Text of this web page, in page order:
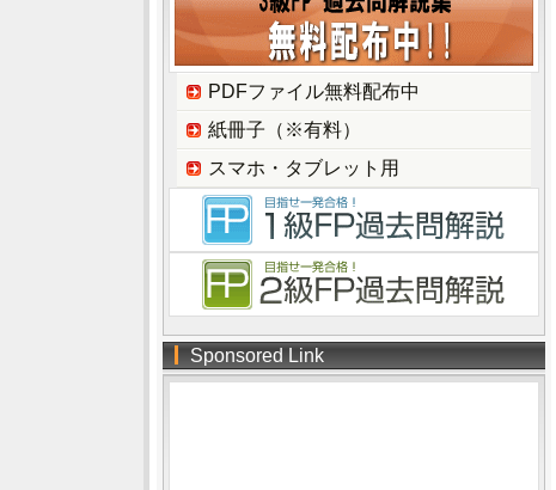
PDFファイル無料配布中
紙冊子（※有料）
スマホ・タブレット用
Sponsored Link